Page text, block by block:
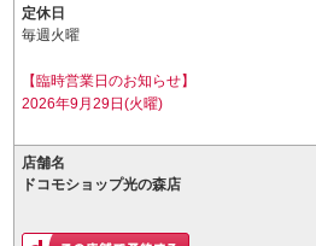
定休日
毎週火曜
【臨時営業日のお知らせ】
2026年9月29日(火曜)
店舗名
ドコモショップ光の森店